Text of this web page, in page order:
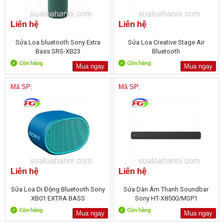
Liên hệ
Sửa Loa bluetooth Sony Extra
Bass SRS-XB23
Mua ngay
Liên hệ
Sửa Loa Creative Stage Air
Bluetooth
Mua ngay
Mã SP:
Liên hệ
Sửa Loa Di Động Bluetooth Sony
XB01 EXTRA BASS
Mua ngay
Mã SP:
Liên hệ
Sửa Dàn Âm Thanh Soundbar
Sony HT-X8500/MSP1
Mua ngay